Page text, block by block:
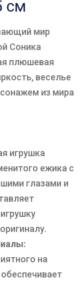
см
мир
Соника
плюшевая
веселье
из мира
игрушка
ежика с
глазами и
на